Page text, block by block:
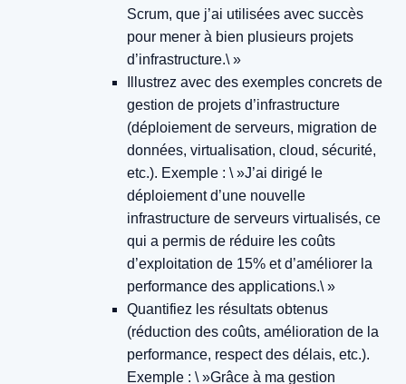
Scrum, que j’ai utilisées avec succès
pour mener à bien plusieurs projets
d’infrastructure.\ »
Illustrez avec des exemples concrets de
gestion de projets d’infrastructure
(déploiement de serveurs, migration de
données, virtualisation, cloud, sécurité,
etc.). Exemple : \ »J’ai dirigé le
déploiement d’une nouvelle
infrastructure de serveurs virtualisés, ce
qui a permis de réduire les coûts
d’exploitation de 15% et d’améliorer la
performance des applications.\ »
Quantifiez les résultats obtenus
(réduction des coûts, amélioration de la
performance, respect des délais, etc.).
Exemple : \ »Grâce à ma gestion